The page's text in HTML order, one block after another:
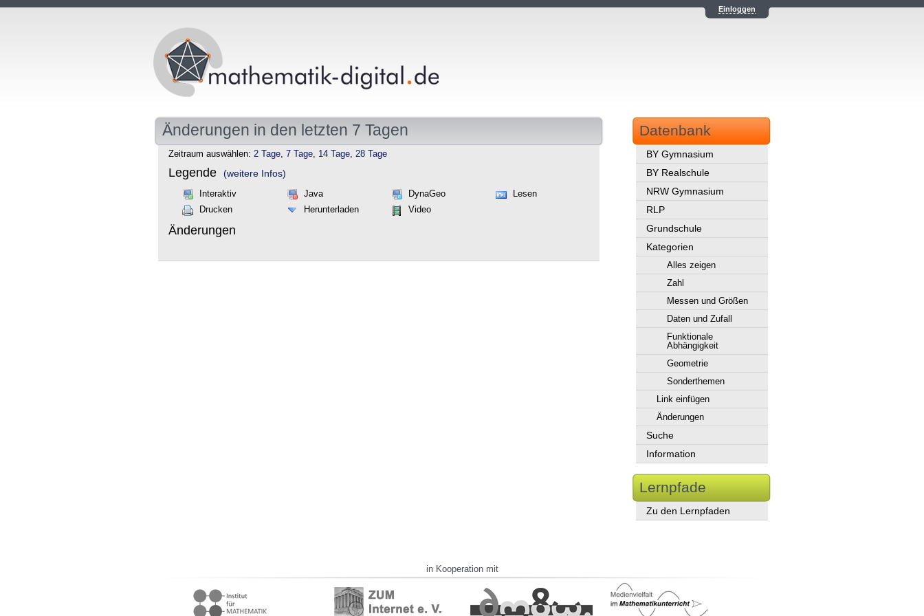
Einloggen
Änderungen in den letzten 7 Tagen
Zeitraum auswählen: 2 Tage, 7 Tage, 14 Tage, 28 Tage
Legende (weitere Infos)
Interaktiv Java DynaGeo
Lesen
Drucken
Herunterladen Video
Änderungen
Datenbank
BY Gymnasium
BY Realschule
NRW Gymnasium
RLP
Grundschule
Kategorien
Alles zeigen
Zahl
Messen und Größen
Daten und Zufall
Funktionale
Abhängigkeit
Geometrie
Sonderthemen
Link einfügen
Änderungen
Suche
Information
Lernpfade
Zu den Lernpfaden
in Kooperation mit